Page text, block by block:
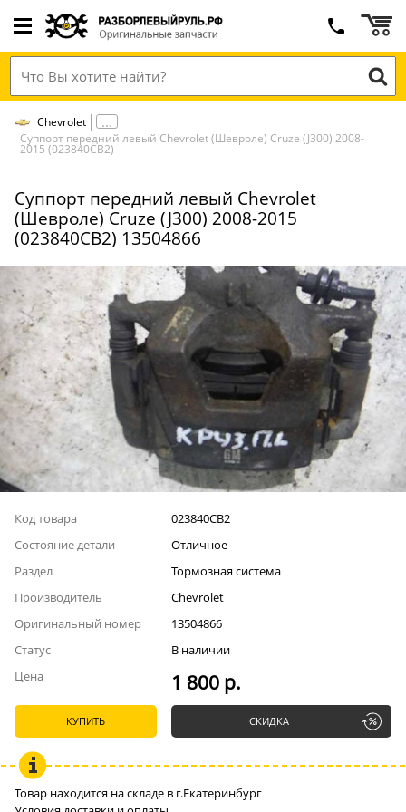
Chevrolet
Суппорт передний левый Chevrolet (Шевроле) Cruze (J300) 2008-
2015 (023840СВ2)
Суппорт передний левый Chevrolet
(Шевроле) Cruze (J300) 2008-2015
(023840СВ2) 13504866
Код товара
023840СВ2
Состояние детали
Отличное
Раздел
Тормозная система
Производитель
Chevrolet
Оригинальный номер
13504866
Статус
В наличии
Цена
1 800 р.
КУПИТЬ СКИДКА
Товар находится на складе в г.Екатеринбург